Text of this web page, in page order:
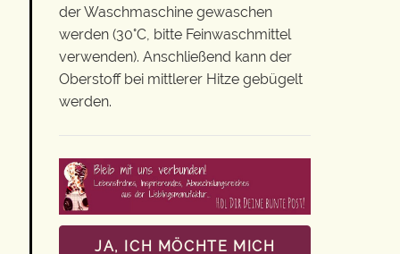
der Waschmaschine gewaschen
werden (30°C, bitte Feinwaschmittel
verwenden). Anschließend kann der
Oberstoff bei mittlerer Hitze gebügelt
werden.
JA, ICH MÖCHTE MICH